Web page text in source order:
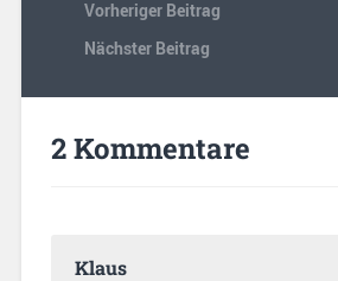
Vorheriger Beitrag
Nächster Beitrag
2 Kommentare
Klaus